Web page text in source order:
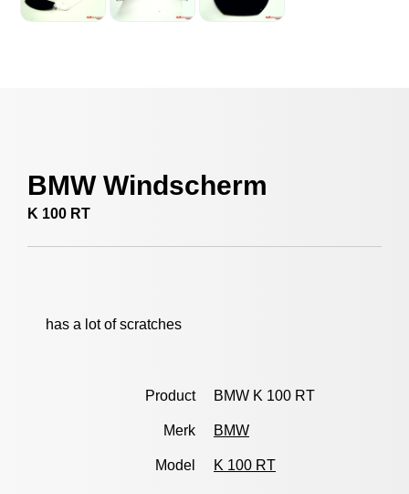
BMW Windscherm
K 100 RT
has a lot of scratches
Product BMW K 100 RT
Merk BMW
Model K 100 RT